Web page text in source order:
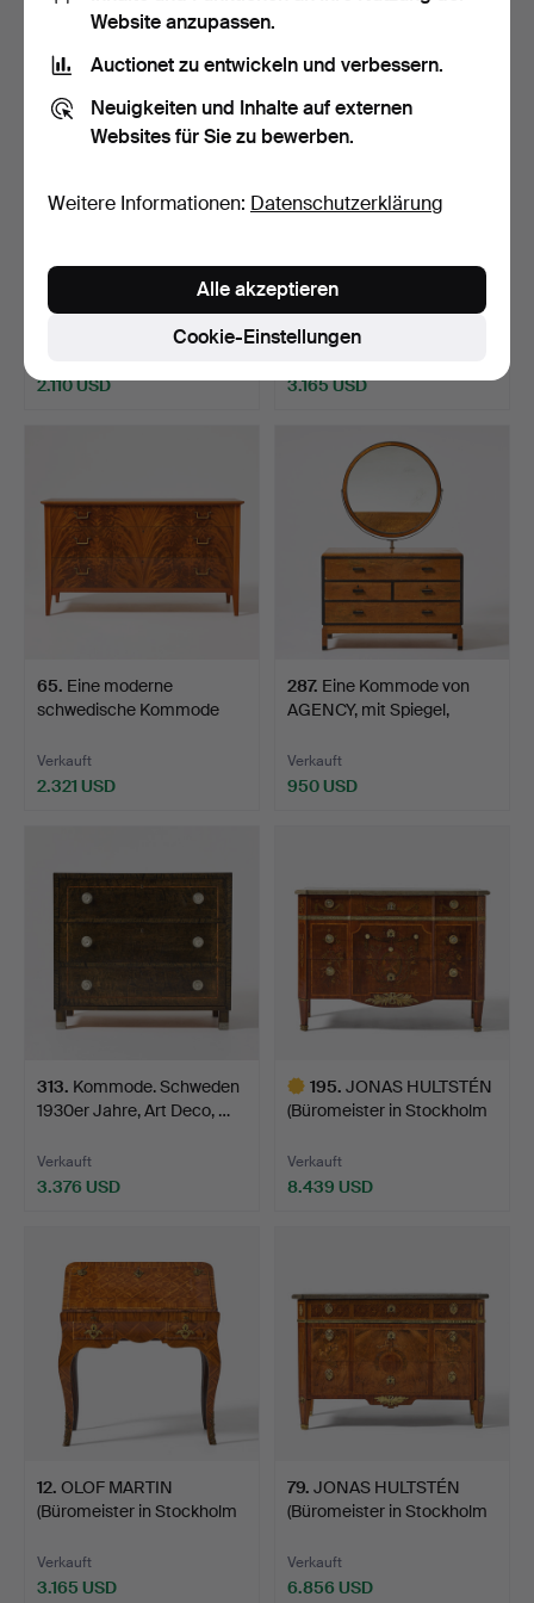
Kommode, Stockholmer
2.110 USD
293.JEAN-WENDELIN
WEBER (Meister in Paris
1786…
3.165 USD
65. Eine moderne
schwedische Kommode
Verkauft
2.321 USD
287. Eine Kommode von
AGENCY, mit Spiegel,
Verkauft
950 USD
313. Kommode. Schweden
1930er Jahre, Art Deco, …
Verkauft
3.376 USD
195. JONAS HULTSTÉN
(Büromeister in Stockholm
Verkauft
8.439 USD
12. OLOF MARTIN
(Büromeister in Stockholm
Verkauft
3.165 USD
79. JONAS HULTSTÉN
(Büromeister in Stockholm
Verkauft
6.856 USD
Website anzupassen.
Auctionet zu entwickeln und verbessern.
Neuigkeiten und Inhalte auf externen
Websites für Sie zu bewerben.
Weitere Informationen: Datenschutzerklärung
Cookie-Einstellungen
Alle akzeptieren